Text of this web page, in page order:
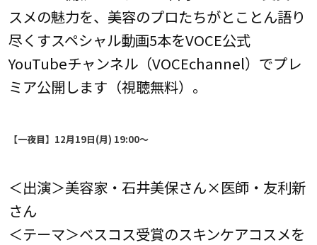
スメの魅力を、美容のプロたちがとことん語り
尽くすスペシャル動画5本をVOCE公式
YouTubeチャンネル（VOCEchannel）でプレ
ミア公開します（視聴無料）。
【一夜目】12月19日(月) 19:00～
＜出演＞美容家・石井美保さん×医師・友利新
さん
＜テーマ＞ベスコス受賞のスキンケアコスメを